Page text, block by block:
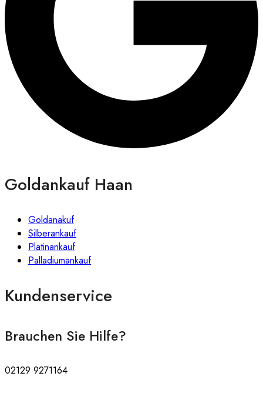
Goldankauf Haan
Goldanakuf
Silberankauf
Platinankauf
Palladiumankauf
Kundenservice
Brauchen Sie Hilfe?
02129 9271164